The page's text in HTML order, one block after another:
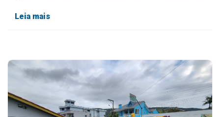
Leia mais